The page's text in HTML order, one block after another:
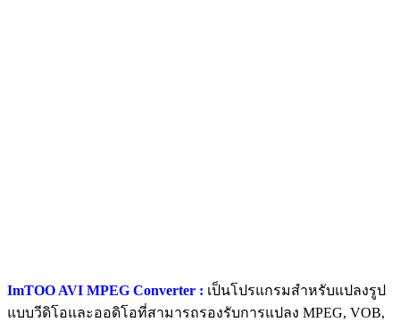
ImTOO AVI MPEG Converter : เป็นโปรแกรมสำหรับแปลงรูป
แบบวีดิโอและออดิโอที่สามารถรองรับการแปลง MPEG, VOB,